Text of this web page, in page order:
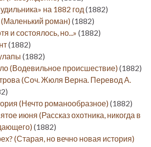
на 1882 год (1882)
(Маленький роман)(1882)
и состоялось, но...» (1882)
(1882)
(1882)
(Водевильное происшествие)(1882)
(Соч. Жюля Верна. Перевод А.
(Нечто романообразное)(1882)
июня (Рассказ охотника, никогда в
(1882)
(Старая, но вечно новая история)